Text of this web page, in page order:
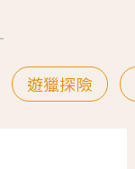
遊獵探險